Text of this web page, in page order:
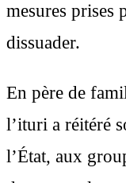
mesures prises
dissuader.
En père de
l’ituri a réitéré
l’État, aux